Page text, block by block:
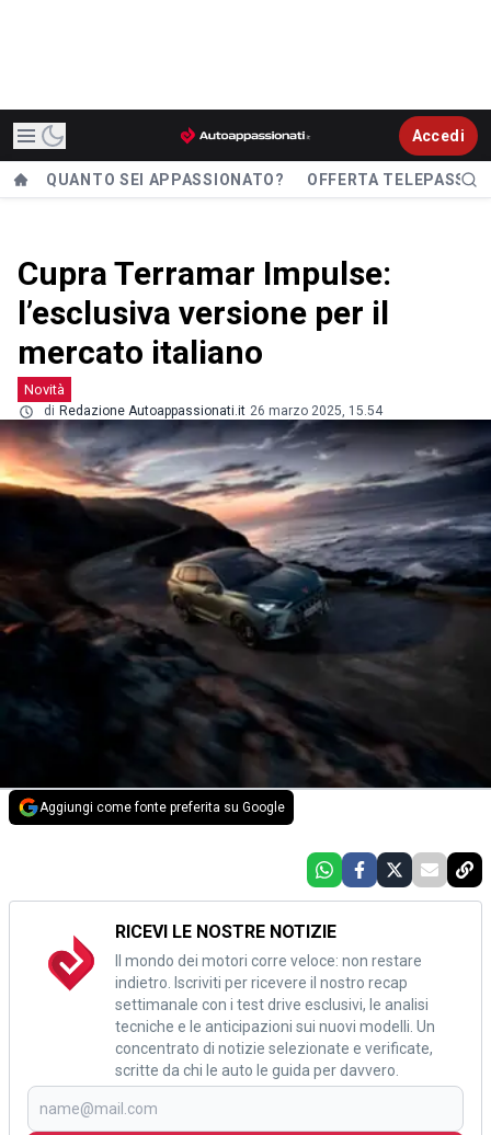
Accedi
QUANTO SEI APPASSIONATO? OFFERTA TELEPASS
Cupra Terramar Impulse:
l’esclusiva versione per il
mercato italiano
Novità
di Redazione Autoappassionati.it 26 marzo 2025, 15.54
Aggiungi come fonte preferita su Google
RICEVI LE NOSTRE NOTIZIE
Il mondo dei motori corre veloce: non restare
indietro. Iscriviti per ricevere il nostro recap
settimanale con i test drive esclusivi, le analisi
tecniche e le anticipazioni sui nuovi modelli. Un
concentrato di notizie selezionate e verificate,
scritte da chi le auto le guida per davvero.